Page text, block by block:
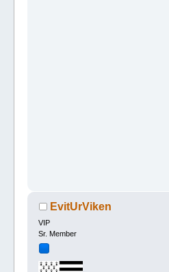
EvitUrViken
VIP
Sr. Member